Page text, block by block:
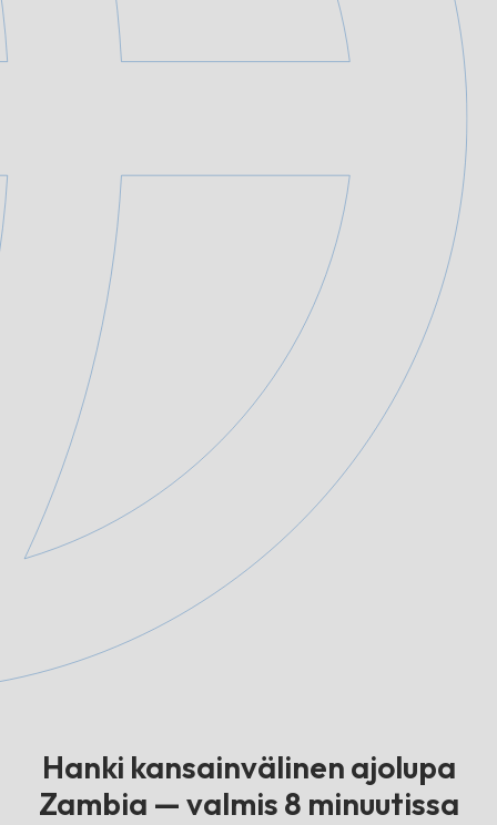
Hanki kansainvälinen ajolupa
Zambia — valmis 8 minuutissa